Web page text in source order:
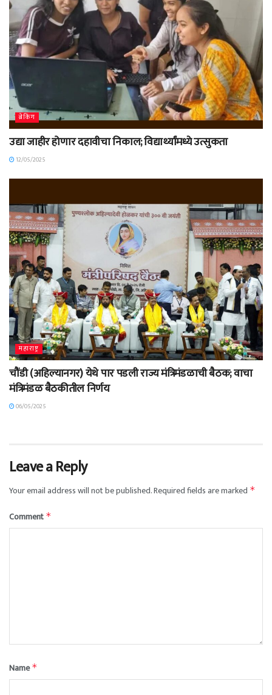
ब्रेकिंग
उद्या जाहीर होणार दहावीचा निकाल; विद्यार्थ्यांमध्ये उत्सुकता
12/05/2025
महाराष्ट्र
चौंडी (अहिल्यानगर) येथे पार पडली राज्य मंत्रिमंडळाची बैठक; वाचा
मंत्रिमंडळ बैठकीतील निर्णय
06/05/2025
Leave a Reply
Your email address will not be published.Required fields are marked *
Comment *
Name*